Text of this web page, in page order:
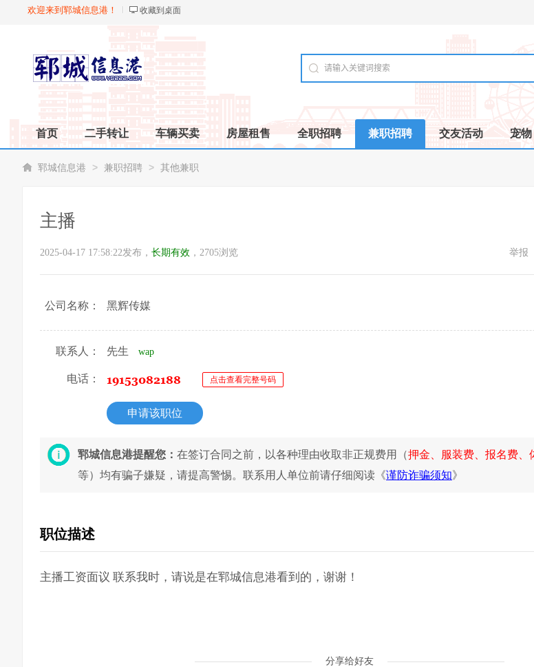
欢迎来到郓城信息港！ 收藏到桌面
首页 二手转让 车辆买卖 房屋租售 全职招聘 兼职招聘 交友活动 宠物
郓城信息港 > 兼职招聘 > 其他兼职
主播
2025-04-17 17:58:22发布， 长期有效 ，2705浏览 举报
公司名称： 黑辉传媒
联系人： 先生 wap
电话： 点击查看完整号码
申请该职位
郓城信息港提醒您： 在签订合同之前，以各种理由收取非正规费用（押金、服装费、报名费、
等）均有骗子嫌疑，请提高警惕。联系用人单位前请仔细阅读《谨防诈骗须知》
职位描述
主播工资面议 联系我时，请说是在郓城信息港看到的，谢谢！
分享给好友